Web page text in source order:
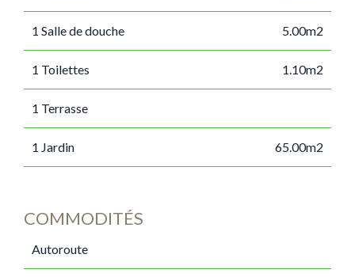
1 Salle de douche 5.00m2
1 Toilettes 1.10m2
1 Terrasse
1 Jardin 65.00m2
COMMODITÉS
Autoroute